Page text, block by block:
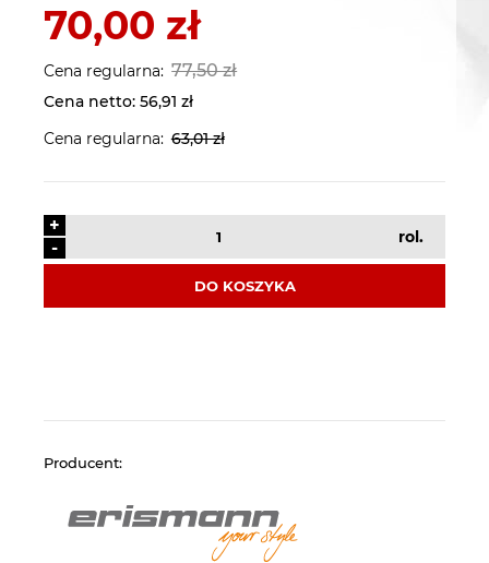
70,00 zł
Cena regularna: 77,50 zł
Cena netto: 56,91 zł
Cena regularna: 63,01 zł
-
+
rol.
DO KOSZYKA
Producent: